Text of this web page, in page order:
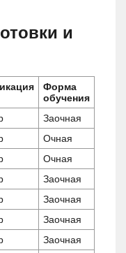
и
Форма
обучения
Заочная
Очная
Очная
Заочная
Заочная
Заочная
Заочная